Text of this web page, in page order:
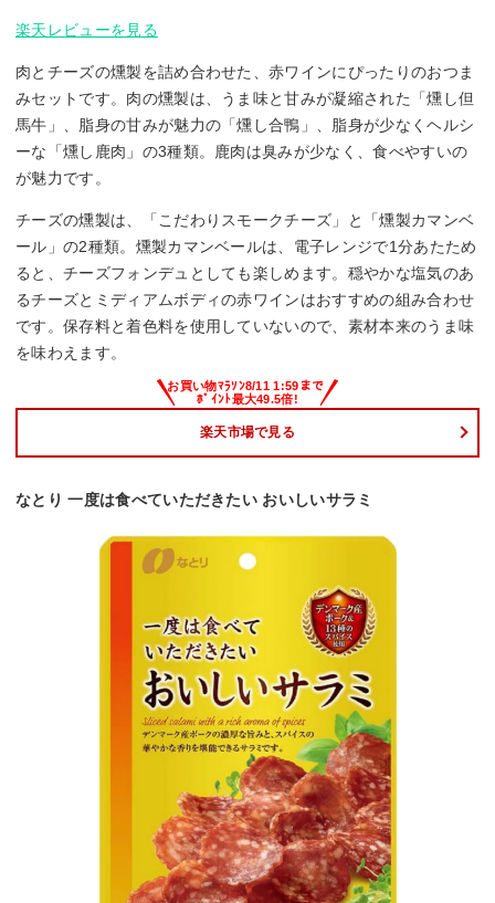
楽天レビューを見る
肉とチーズの燻製を詰め合わせた、赤ワインにぴったりのおつま
みセットです。肉の燻製は、うま味と甘みが凝縮された「燻し但
馬牛」、脂身の甘みが魅力の「燻し合鴨」、脂身が少なくヘルシ
ーな「燻し鹿肉」の3種類。鹿肉は臭みが少なく、食べやすいの
が魅力です。
チーズの燻製は、「こだわりスモークチーズ」と「燻製カマンベ
ール」の2種類。燻製カマンベールは、電子レンジで1分あたため
ると、チーズフォンデュとしても楽しめます。穏やかな塩気のあ
るチーズとミディアムボディの赤ワインはおすすめの組み合わせ
です。保存料と着色料を使用していないので、素材本来のうま味
を味わえます。
楽天市場で見る
なとり 一度は食べていただきたい おいしいサラミ